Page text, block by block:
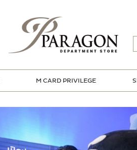
M CARD PRIVILEGE